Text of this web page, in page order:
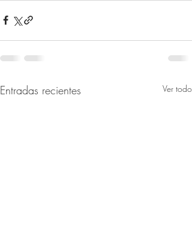
Entradas recientes Ver todo